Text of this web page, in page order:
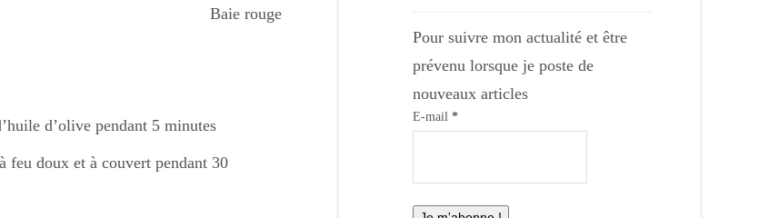
Baie rouge
d’olive pendant 5 minutes
feu doux et à couvert pendant 30
Pour suivre mon actualité et être
prévenu lorsque je poste de
nouveaux articles
E-mail *